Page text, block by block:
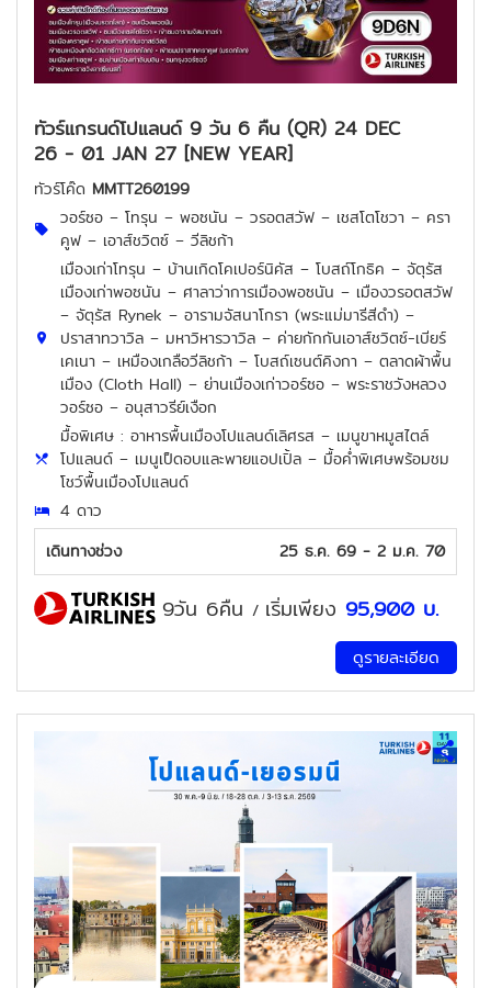
ทัวร์แกรนด์โปแลนด์ 9 วัน 6 คืน (QR) 24 DEC
26 - 01 JAN 27 [NEW YEAR]
ทัวร์โค๊ด MMTT260199
วอร์ซอ – โทรุน – พอซนัน – วรอตสวัฟ – เชสโตโชวา – ครา
คูฟ – เอาส์ชวิตซ์ – วีลิชก้า
เมืองเก่าโทรุน – บ้านเกิดโคเปอร์นิคัส – โบสถ์โกธิค – จัตุรัส
เมืองเก่าพอซนัน – ศาลาว่าการเมืองพอซนัน – เมืองวรอตสวัฟ
– จัตุรัส Rynek – อารามจัสนาโกรา (พระแม่มารีสีดำ) –
ปราสาทวาวิล – มหาวิหารวาวิล – ค่ายกักกันเอาส์ชวิตซ์-เบียร์
เคเนา – เหมืองเกลือวีลิชก้า – โบสถ์เซนต์คิงกา – ตลาดผ้าพื้น
เมือง (Cloth Hall) – ย่านเมืองเก่าวอร์ซอ – พระราชวังหลวง
วอร์ซอ – อนุสาวรีย์เงือก
มื้อพิเศษ : อาหารพื้นเมืองโปแลนด์เลิศรส – เมนูขาหมูสไตล์
โปแลนด์ – เมนูเป็ดอบและพายแอปเปิ้ล – มื้อค่ำพิเศษพร้อมชม
โชว์พื้นเมืองโปแลนด์
4 ดาว
เดินทางช่วง
25 ธ.ค. 69 - 2 ม.ค. 70
9วัน 6คืน / เริ่มเพียง 95,900 บ.
ดูรายละเอียด